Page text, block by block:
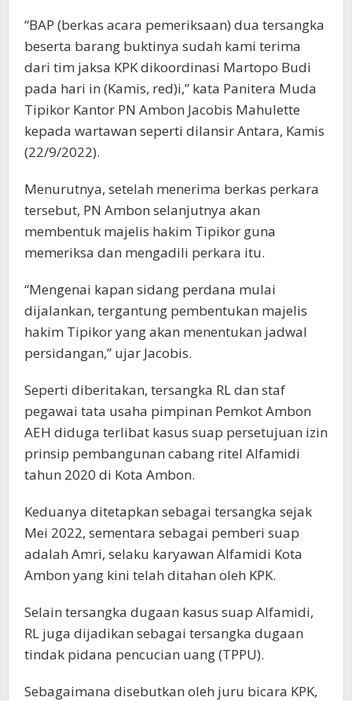
“BAP (berkas acara pemeriksaan) dua tersangka
beserta barang buktinya sudah kami terima
dari tim jaksa KPK dikoordinasi Martopo Budi
pada hari in (Kamis, red)i,” kata Panitera Muda
Tipikor Kantor PN Ambon Jacobis Mahulette
kepada wartawan seperti dilansir Antara, Kamis
(22/9/2022).
Menurutnya, setelah menerima berkas perkara
tersebut, PN Ambon selanjutnya akan
membentuk majelis hakim Tipikor guna
memeriksa dan mengadili perkara itu.
“Mengenai kapan sidang perdana mulai
dijalankan, tergantung pembentukan majelis
hakim Tipikor yang akan menentukan jadwal
persidangan,” ujar Jacobis.
Seperti diberitakan, tersangka RL dan staf
pegawai tata usaha pimpinan Pemkot Ambon
AEH diduga terlibat kasus suap persetujuan izin
prinsip pembangunan cabang ritel Alfamidi
tahun 2020 di Kota Ambon.
Keduanya ditetapkan sebagai tersangka sejak
Mei 2022, sementara sebagai pemberi suap
adalah Amri, selaku karyawan Alfamidi Kota
Ambon yang kini telah ditahan oleh KPK.
Selain tersangka dugaan kasus suap Alfamidi,
RL juga dijadikan sebagai tersangka dugaan
tindak pidana pencucian uang (TPPU).
Sebagaimana disebutkan oleh juru bicara KPK,